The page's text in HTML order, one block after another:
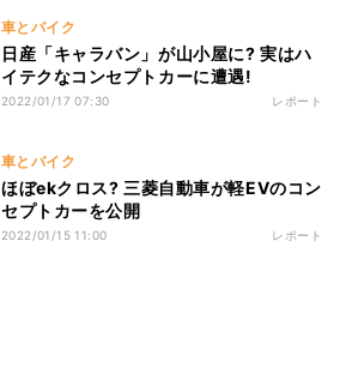
車とバイク
日産「キャラバン」が山小屋に? 実はハ
イテクなコンセプトカーに遭遇!
2022/01/17 07:30 レポート
車とバイク
ほぼekクロス? 三菱自動車が軽EVのコン
セプトカーを公開
2022/01/15 11:00 レポート